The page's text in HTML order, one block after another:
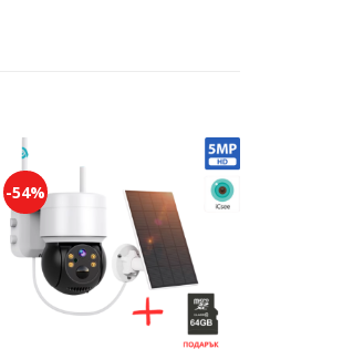
-54%
wishlist